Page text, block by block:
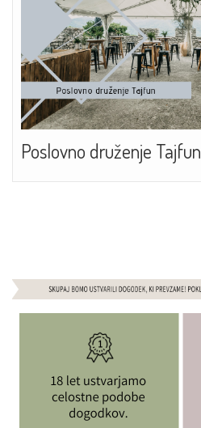
Poslovno druženje Tajfun